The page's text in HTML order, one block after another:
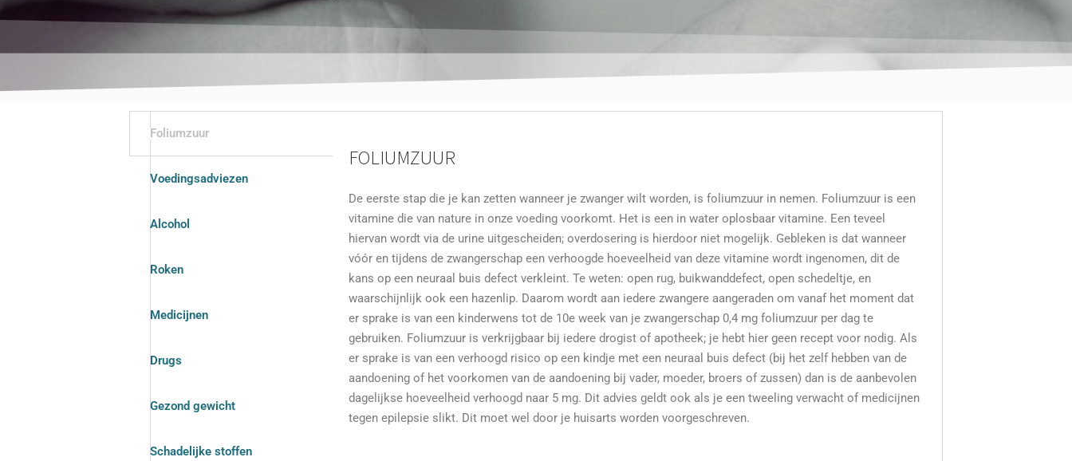
Foliumzuur
Voedingsadviezen
Alcohol
Roken
Medicijnen
Drugs
Gezond gewicht
Schadelijke stoffen
FOLIUMZUUR
De eerste stap die je kan zetten wanneer je zwanger wilt worden, is foliumzuur in nemen. Foliumzuur is een
vitamine die van nature in onze voeding voorkomt. Het is een in water oplosbaar vitamine. Een teveel
hiervan wordt via de urine uitgescheiden; overdosering is hierdoor niet mogelijk. Gebleken is dat wanneer
vóór en tijdens de zwangerschap een verhoogde hoeveelheid van deze vitamine wordt ingenomen, dit de
kans op een neuraal buis defect verkleint. Te weten: open rug, buikwanddefect, open schedeltje, en
waarschijnlijk ook een hazenlip. Daarom wordt aan iedere zwangere aangeraden om vanaf het moment dat
er sprake is van een kinderwens tot de 10e week van je zwangerschap 0,4 mg foliumzuur per dag te
gebruiken. Foliumzuur is verkrijgbaar bij iedere drogist of apotheek; je hebt hier geen recept voor nodig. Als
er sprake is van een verhoogd risico op een kindje met een neuraal buis defect (bij het zelf hebben van de
aandoening of het voorkomen van de aandoening bij vader, moeder, broers of zussen) dan is de aanbevolen
dagelijkse hoeveelheid verhoogd naar 5 mg. Dit advies geldt ook als je een tweeling verwacht of medicijnen
tegen epilepsie slikt. Dit moet wel door je huisarts worden voorgeschreven.